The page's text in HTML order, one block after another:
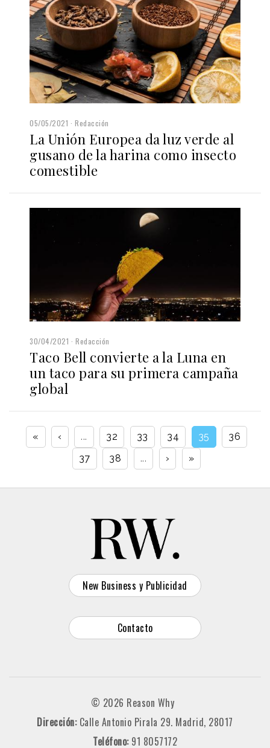
05/05/2021 Redacción
La Unión Europea da luz verde al
gusano de la harina como insecto
comestible
30/04/2021 Redacción
Taco Bell convierte a la Luna en
un taco para su primera campaña
global
« ‹ ... 32 33 34 35
36
37
38 ... › »
New Business y Publicidad
Contacto
© 2026 Reason Why
Dirección: Calle Antonio Pirala 29. Madrid, 28017
Teléfono: 91 8057172